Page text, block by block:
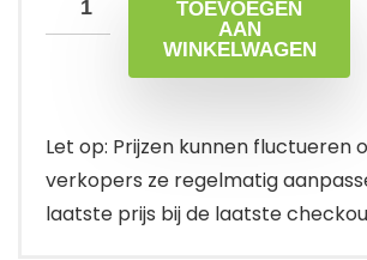
TOEVOEGEN
AAN
WINKELWAGEN
Let op: Prijzen kunnen fluctueren
verkopers ze regelmatig
laatste prijs bij de laatste